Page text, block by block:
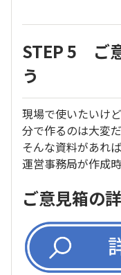
STEP 5 ご
う
現場で使いたいけ
分で作るのは大変だ
そんな資料があれ
運営事務局が作成
ご意見箱の